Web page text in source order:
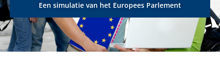
Een simulatie van het Europees Parlement